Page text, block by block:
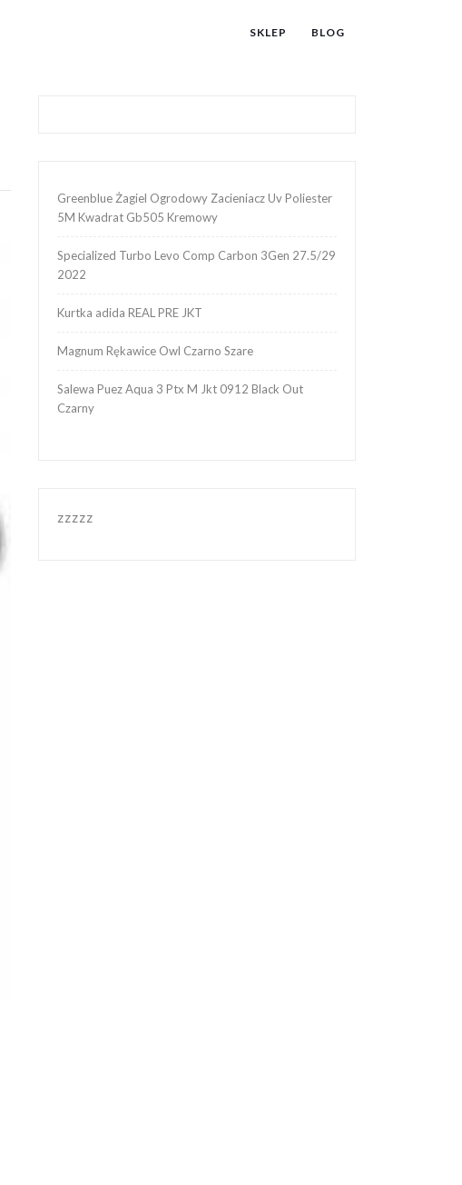
SKLEP BLOG
Greenblue Żagiel Ogrodowy Zacieniacz Uv Poliester
5M Kwadrat Gb505 Kremowy
Specialized Turbo Levo Comp Carbon 3Gen 27.5/29
2022
Kurtka adida REAL PRE JKT
Magnum Rękawice Owl Czarno Szare
Salewa Puez Aqua 3 Ptx M Jkt 0912 Black Out
Czarny
zzzzz